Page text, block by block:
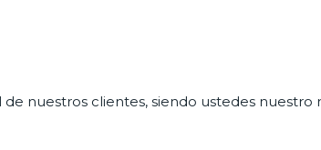
nuestros clientes, siendo ustedes nuestro